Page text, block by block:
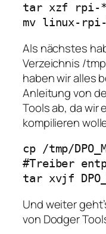
tar xzf rpi-
Als nächstes
Verzeichnis /
haben wir alles
Anleitung von
Tools ab, da wir
kompilieren
cp /tmp/
#Treiber
tar xvjf
Und weiter
von Dodger